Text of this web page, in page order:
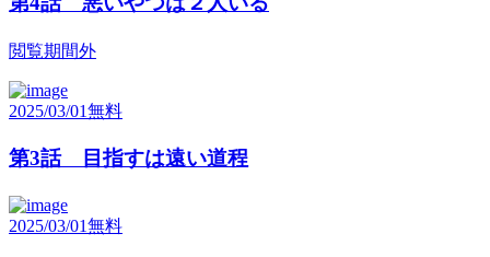
閲覧期間外
2025/03/01無料
第3話 目指すは遠い道程
2025/03/01無料